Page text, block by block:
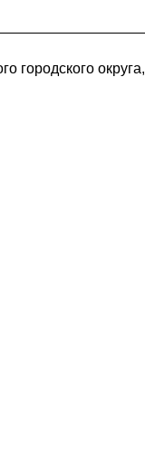
городского